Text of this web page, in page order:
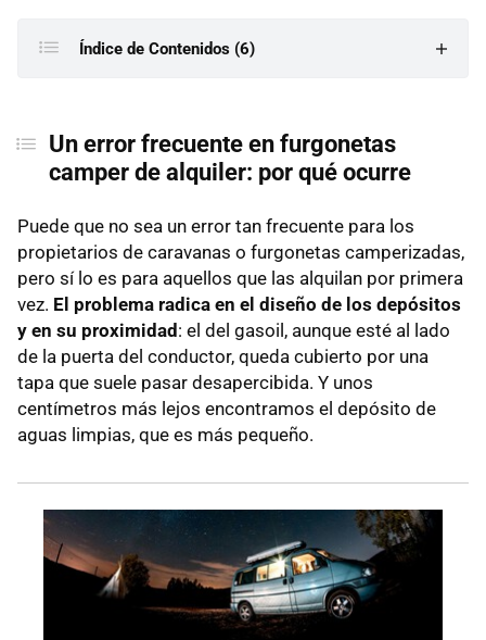
Índice de Contenidos (6)
Guía de emergencia: qué no hacer si te equivocas de
Pasos para limpiar el depósito de agua limpia y
arreglar el desastre
Qué hacer si has echado agua en el depósito de
combustible
Cuánto cuesta solucionarlo
¿Lo cubre el seguro?
Un error frecuente en furgonetas
camper de alquiler: por qué ocurre
Puede que no sea un error tan frecuente para los
propietarios de caravanas o furgonetas camperizadas,
pero sí lo es para aquellos que las alquilan por primera
vez. El problema radica en el diseño de los depósitos
y en su proximidad : el del gasoil, aunque esté al lado
de la puerta del conductor, queda cubierto por una
tapa que suele pasar desapercibida. Y unos
centímetros más lejos encontramos el depósito de
aguas limpias, que es más pequeño.